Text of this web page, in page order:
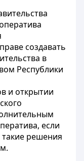
создавать
в
Республики
и открытии
если
решения